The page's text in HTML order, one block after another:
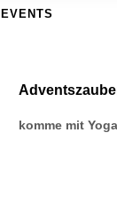
EVENTS
komme mit